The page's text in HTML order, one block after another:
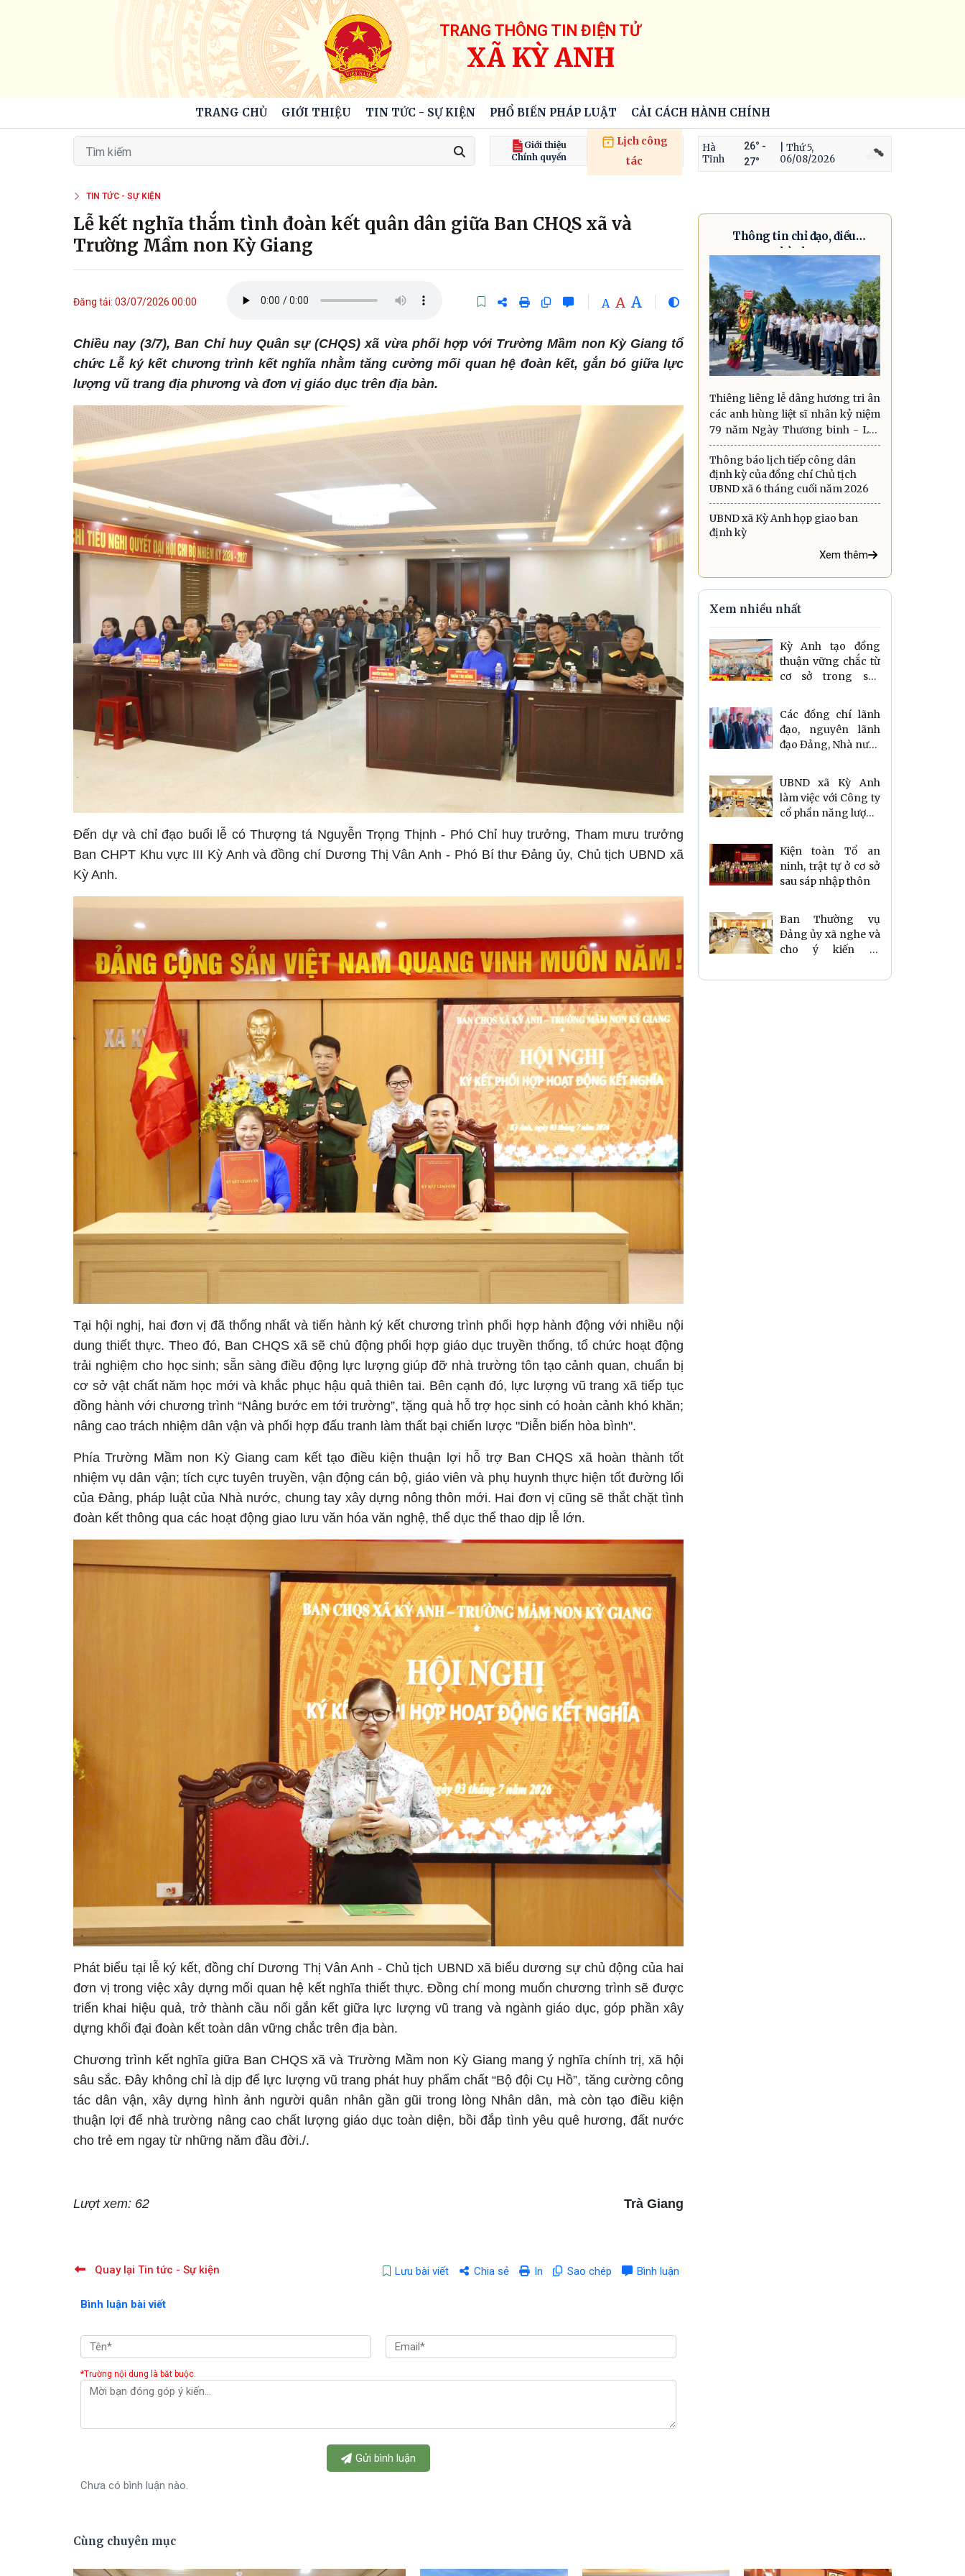
TRANG THÔNG TIN ĐIỆN TỬ
XÃ KỲ ANH
TRANG CHỦ GIỚI THIỆU TIN TỨC - SỰ KIỆN PHỔ BIẾN PHÁP LUẬT CẢI CÁCH HÀNH CHÍNH
Giới thiệu
Chính quyền
Lịch công
tác
Hà
Tĩnh
26° -
27°
| Thứ 5,
06/08/2026
TIN TỨC - SỰ KIỆN
Lễ kết nghĩa thắm tình đoàn kết quân dân giữa Ban CHQS xã và
Trường Mầm non Kỳ Giang
Đăng tải: 03/07/2026 00:00 A A A
Chiều nay (3/7), Ban Chỉ huy Quân sự (CHQS) xã vừa phối hợp với Trường Mầm non Kỳ Giang tổ
chức Lễ ký kết chương trình kết nghĩa nhằm tăng cường mối quan hệ đoàn kết, gắn bó giữa lực
lượng vũ trang địa phương và đơn vị giáo dục trên địa bàn.
Đến dự và chỉ đạo buổi lễ có Thượng tá Nguyễn Trọng Thịnh - Phó Chỉ huy trưởng, Tham mưu trưởng
Ban CHPT Khu vực III Kỳ Anh và đồng chí Dương Thị Vân Anh - Phó Bí thư Đảng ủy, Chủ tịch UBND xã
Kỳ Anh.
Tại hội nghị, hai đơn vị đã thống nhất và tiến hành ký kết chương trình phối hợp hành động với nhiều nội
dung thiết thực. Theo đó, Ban CHQS xã sẽ chủ động phối hợp giáo dục truyền thống, tổ chức hoạt động
trải nghiệm cho học sinh; sẵn sàng điều động lực lượng giúp đỡ nhà trường tôn tạo cảnh quan, chuẩn bị
cơ sở vật chất năm học mới và khắc phục hậu quả thiên tai. Bên cạnh đó, lực lượng vũ trang xã tiếp tục
đồng hành với chương trình “Nâng bước em tới trường”, tặng quà hỗ trợ học sinh có hoàn cảnh khó khăn;
nâng cao trách nhiệm dân vận và phối hợp đấu tranh làm thất bại chiến lược "Diễn biến hòa bình".
Phía Trường Mầm non Kỳ Giang cam kết tạo điều kiện thuận lợi hỗ trợ Ban CHQS xã hoàn thành tốt
nhiệm vụ dân vận; tích cực tuyên truyền, vận động cán bộ, giáo viên và phụ huynh thực hiện tốt đường lối
của Đảng, pháp luật của Nhà nước, chung tay xây dựng nông thôn mới. Hai đơn vị cũng sẽ thắt chặt tình
đoàn kết thông qua các hoạt động giao lưu văn hóa văn nghệ, thể dục thể thao dịp lễ lớn.
Phát biểu tại lễ ký kết, đồng chí Dương Thị Vân Anh - Chủ tịch UBND xã biểu dương sự chủ động của hai
đơn vị trong việc xây dựng mối quan hệ kết nghĩa thiết thực. Đồng chí mong muốn chương trình sẽ được
triển khai hiệu quả, trở thành cầu nối gắn kết giữa lực lượng vũ trang và ngành giáo dục, góp phần xây
dựng khối đại đoàn kết toàn dân vững chắc trên địa bàn.
Chương trình kết nghĩa giữa Ban CHQS xã và Trường Mầm non Kỳ Giang mang ý nghĩa chính trị, xã hội
sâu sắc. Đây không chỉ là dịp để lực lượng vũ trang phát huy phẩm chất “Bộ đội Cụ Hồ”, tăng cường công
tác dân vận, xây dựng hình ảnh người quân nhân gần gũi trong lòng Nhân dân, mà còn tạo điều kiện
thuận lợi để nhà trường nâng cao chất lượng giáo dục toàn diện, bồi đắp tình yêu quê hương, đất nước
cho trẻ em ngay từ những năm đầu đời./.
Lượt xem: 62 Trà Giang
Quay lại Tin tức - Sự kiện Lưu bài viết Chia sẻ In Sao chép Bình luận
Bình luận bài viết
*Trường nội dung là bắt buộc.
Gửi bình luận
Chưa có bình luận nào.
Thông tin chỉ đạo, điều
hành
Thiêng liêng lễ dâng hương tri ân
các anh hùng liệt sĩ nhân kỷ niệm
79 năm Ngày Thương binh - Liệt
sĩ
Thông báo lịch tiếp công dân
định kỳ của đồng chí Chủ tịch
UBND xã 6 tháng cuối năm 2026
UBND xã Kỳ Anh họp giao ban
định kỳ
Xem thêm
Xem nhiều nhất
Kỳ Anh tạo đồng
thuận vững chắc từ
cơ sở trong sáp
Các đồng chí lãnh
đạo, nguyên lãnh
đạo Đảng, Nhà nước
UBND xã Kỳ Anh
làm việc với Công ty
cổ phần năng lượng
độ dự án Nhà máy
Điện gió
Kiện toàn Tổ an
ninh, trật tự ở cơ sở
sau sáp nhập thôn
Ban Thường vụ
Đảng ủy xã nghe và
cho ý kiến về
thôn trên địa bàn
Cùng chuyên mục